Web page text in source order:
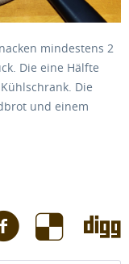
mindestens 2
Die eine Hälfte
Die
und einem